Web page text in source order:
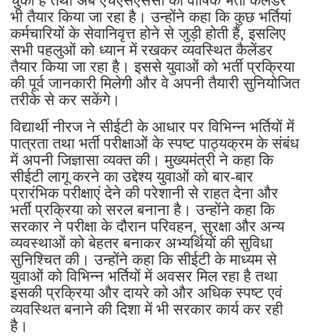
भी तैयार किया जा रहा है। उन्होंने कहा कि कुछ भर्तियां
कर्मचारियों के सेवानिवृत्त होने से जुड़ी होती हैं, इसलिए
सभी पहलुओं को ध्यान में रखकर व्यवस्थित कैलेंडर
तैयार किया जा रहा है। इससे युवाओं को भर्ती प्रक्रिया
की पूर्व जानकारी मिलेगी और वे अपनी तैयारी सुनियोजित
तरीके से कर सकेंगे।
विद्यार्थी नीरज ने सीईटी के आधार पर विभिन्न भर्तियों में
पात्रता तथा भर्ती परीक्षाओं के स्पष्ट पाठ्यक्रम के संबंध
में अपनी जिज्ञासा व्यक्त की। मुख्यमंत्री ने कहा कि
सीईटी लागू करने का उद्देश्य युवाओं को बार-बार
प्रारंभिक परीक्षाएं देने की परेशानी से राहत देना और
भर्ती प्रक्रिया को सरल बनाना है। उन्होंने कहा कि
सरकार ने परीक्षा के दौरान परिवहन, सुरक्षा और अन्य
व्यवस्थाओं को बेहतर बनाकर अभ्यर्थियों की सुविधा
सुनिश्चित की। उन्होंने कहा कि सीईटी के माध्यम से
युवाओं को विभिन्न भर्तियों में अवसर मिल रहा है तथा
इसकी प्रक्रिया और दायरे को और अधिक स्पष्ट एवं
व्यवस्थित बनाने की दिशा में भी सरकार कार्य कर रही
है।